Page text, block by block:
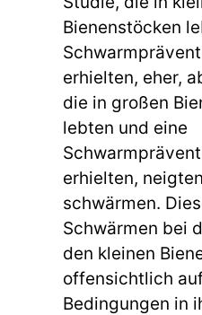
Bienenstöcken
erhielten, eher,
die in großen
lebten und eine
erhielten,
schwärmen.
Schwärmen bei
den kleinen
offensichtlich
Bedingungen in